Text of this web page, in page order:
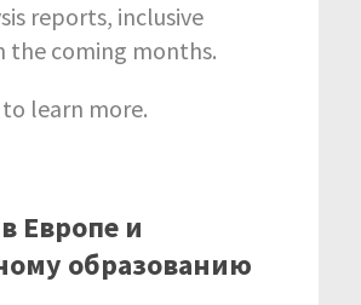
reports, inclusive
the coming months.
learn more.
Европе и
образованию